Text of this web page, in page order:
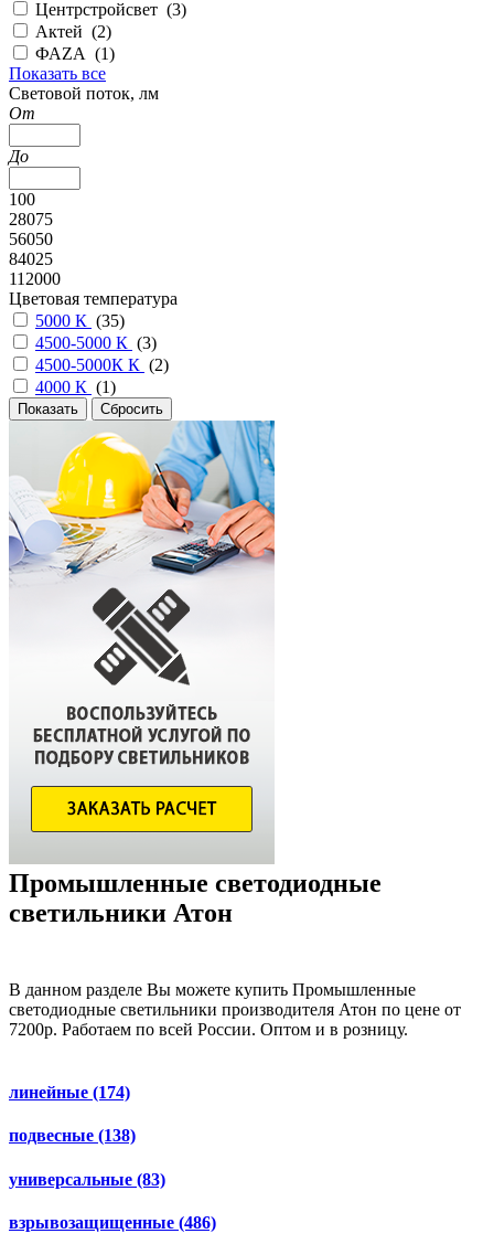
Центрстройсвет (3)
Актей (2)
ФАZА (1)
Показать все
Cветовой поток, лм
От
До
100
28075
56050
84025
112000
Цветовая температура
5000 К (35)
4500-5000 К (3)
4500-5000К К (2)
4000 К (1)
Промышленные светодиодные
светильники Атон
В данном разделе Вы можете купить Промышленные
светодиодные светильники производителя Атон по цене от
7200р. Работаем по всей России. Оптом и в розницу.
линейные (174)
подвесные (138)
универсальные (83)
взрывозащищенные (486)